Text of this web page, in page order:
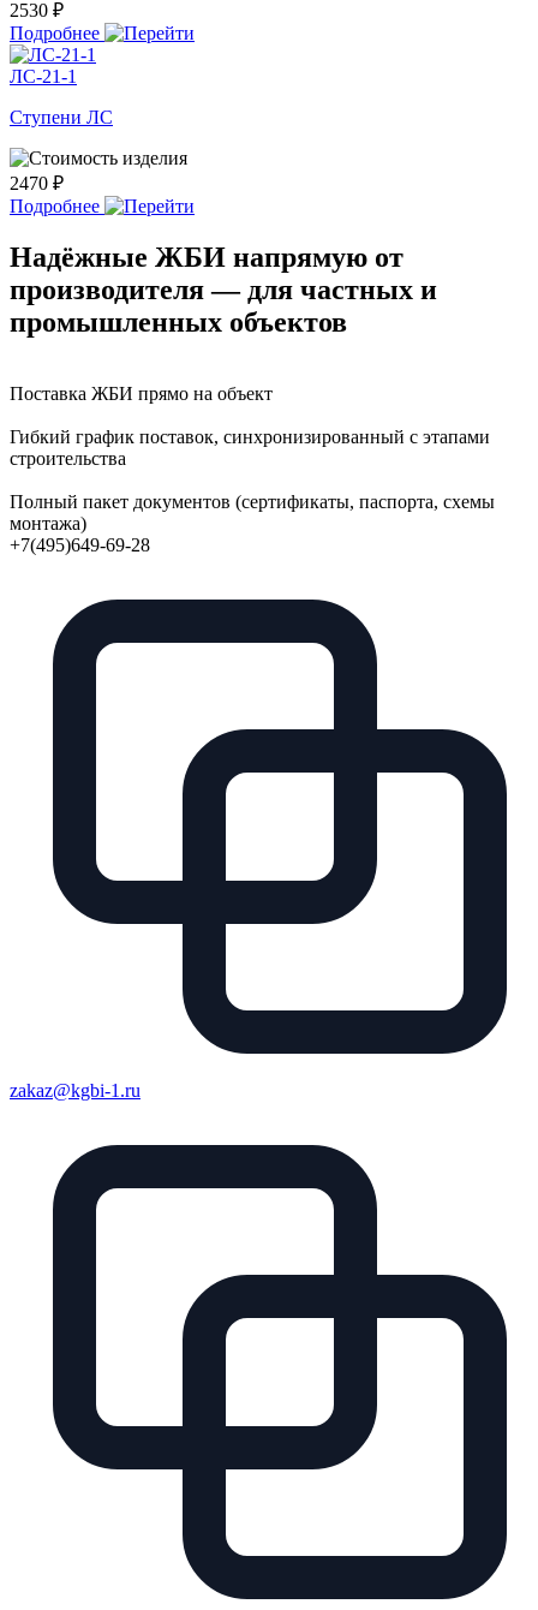
2530 ₽
Подробнее
ЛС-21-1
Ступени ЛС
2470 ₽
Подробнее
Надёжные ЖБИ напрямую от
производителя — для частных и
промышленных объектов
Поставка ЖБИ прямо на объект
Гибкий график поставок, синхронизированный с этапами
строительства
Полный пакет документов (сертификаты, паспорта, схемы
монтажа)
+7(495)649-69-28
zakaz@kgbi-1.ru